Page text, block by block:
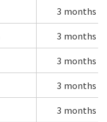
3 months
3 months
3 months
3 months
3 months